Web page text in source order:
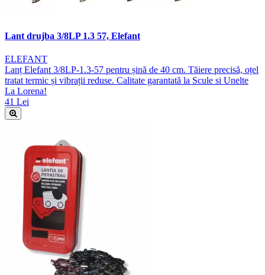
Lant drujba 3/8LP 1.3 57, Elefant
ELEFANT
Lanț Elefant 3/8LP-1.3-57 pentru șină de 40 cm. Tăiere precisă, oțel
tratat termic și vibrații reduse. Calitate garantată la Scule si Unelte
La Lorena!
41 Lei